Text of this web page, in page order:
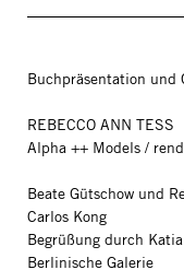
Buchpräsentation und
REBECCO ANN TESS
Alpha ++ Models /
Beate Gütschow und
Carlos Kong
Begrüßung durch
Berlinische Galerie